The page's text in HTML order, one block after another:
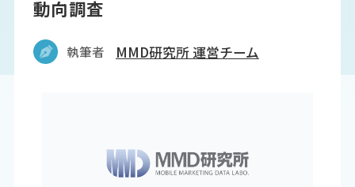
動向調査
執筆者 MMD研究所 運営チーム